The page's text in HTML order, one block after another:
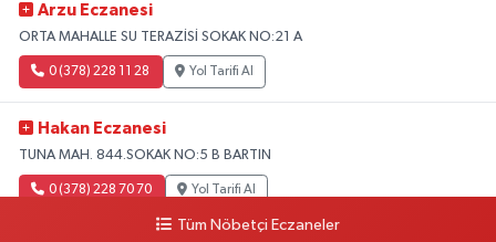
Arzu Eczanesi
ORTA MAHALLE SU TERAZİSİ SOKAK NO:21 A
0 (378) 228 11 28 Yol Tarifi Al
Hakan Eczanesi
TUNA MAH. 844.SOKAK NO:5 B BARTIN
0 (378) 228 70 70 Yol Tarifi Al
Tüm Nöbetçi Eczaneler